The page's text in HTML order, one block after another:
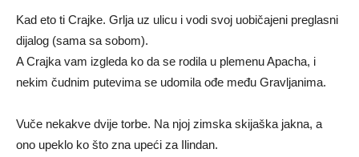
Kad eto ti Crajke. Grlja uz ulicu i vodi svoj uobičajeni preglasni
dijalog (sama sa sobom).
A Crajka vam izgleda ko da se rodila u plemenu Apacha, i
nekim čudnim putevima se udomila ođe među Gravljanima.
Vuče nekakve dvije torbe. Na njoj zimska skijaška jakna, a
ono upeklo ko što zna upeći za Ilindan.